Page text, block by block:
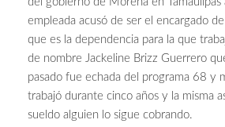
empleada acusó de ser el encargado
que es la dependencia para la que
de nombre Jackeline Brizz Guerrero
pasado fue echada del programa 68 y
trabajó durante cinco años y la misma
sueldo alguien lo sigue cobrando.